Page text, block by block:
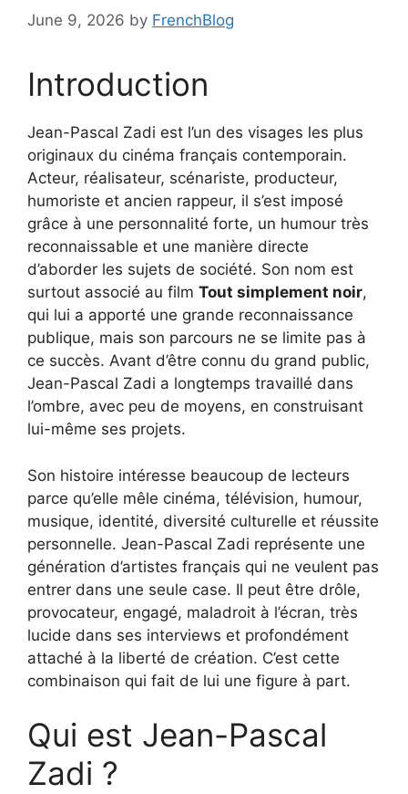
June 9, 2026 by FrenchBlog
Introduction
Jean-Pascal Zadi est l’un des visages les plus
originaux du cinéma français contemporain.
Acteur, réalisateur, scénariste, producteur,
humoriste et ancien rappeur, il s’est imposé
grâce à une personnalité forte, un humour très
reconnaissable et une manière directe
d’aborder les sujets de société. Son nom est
surtout associé au film Tout simplement noir,
qui lui a apporté une grande reconnaissance
publique, mais son parcours ne se limite pas à
ce succès. Avant d’être connu du grand public,
Jean-Pascal Zadi a longtemps travaillé dans
l’ombre, avec peu de moyens, en construisant
lui-même ses projets.
Son histoire intéresse beaucoup de lecteurs
parce qu’elle mêle cinéma, télévision, humour,
musique, identité, diversité culturelle et réussite
personnelle. Jean-Pascal Zadi représente une
génération d’artistes français qui ne veulent pas
entrer dans une seule case. Il peut être drôle,
provocateur, engagé, maladroit à l’écran, très
lucide dans ses interviews et profondément
attaché à la liberté de création. C’est cette
combinaison qui fait de lui une figure à part.
Qui est Jean-Pascal
Zadi ?